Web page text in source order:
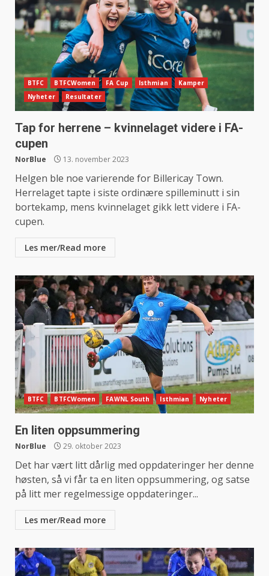
BTFC BTFCWomen FA Cup Isthmian
Kamper
Nyheter
Resultater
Tap for herrene – kvinnelaget videre i FA-
cupen
NorBlue 13. november 2023
Helgen ble noe varierende for Billericay Town.
Herrelaget tapte i siste ordinære spilleminutt i sin
bortekamp, mens kvinnelaget gikk lett videre i FA-
cupen.
Les mer/Read more
BTFC BTFCWomen FAWNL South Isthmian Nyheter
En liten oppsummering
NorBlue 29. oktober 2023
Det har vært litt dårlig med oppdateringer her denne
høsten, så vi får ta en liten oppsummering, og satse
på litt mer regelmessige oppdateringer...
Les mer/Read more